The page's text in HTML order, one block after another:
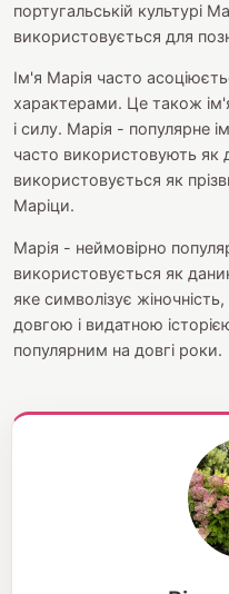
португальській культурі
використовується для
Ім'я Марія часто
характерами. Це також
і силу. Марія - популярне
часто використовують як
використовується як
Маріци.
Марія - неймовірно
використовується як
яке символізує
довгою і видатною
популярним на довгі роки.